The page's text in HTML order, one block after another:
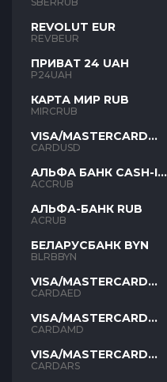
REVOLUT EUR
REVBEUR
ПРИВАТ 24 UAH
P24UAH
КАРТА МИР RUB
MIRCRUB
VISA/MASTERCARD
USD
CARDUSD
АЛЬФА БАНК CASH-IN
RUB
ACCRUB
АЛЬФА-БАНК RUB
ACRUB
БЕЛАРУСБАНК BYN
BLRBBYN
VISA/MASTERCARD
AED
CARDAED
VISA/MASTERCARD
AMD
CARDAMD
VISA/MASTERCARD
ARS
CARDARS